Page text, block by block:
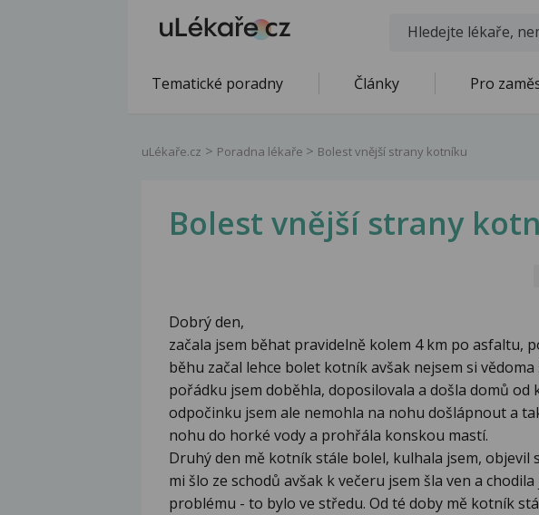
Tematické poradny Články Pro
uLékaře.cz Poradna lékaře Bolest vnější strany kotníku
Bolest vnější strany
Dobrý den,
začala jsem běhat pravidelně kolem 4 km po asfaltu,
běhu začal lehce bolet kotník avšak nejsem si
pořádku jsem doběhla, doposilovala a došla domů od
odpočinku jsem ale nemohla na nohu došlápnout a
nohu do horké vody a prohřála konskou mastí.
Druhý den mě kotník stále bolel, kulhala jsem, objevil
mi šlo ze schodů avšak k večeru jsem šla ven a
problému - to bylo ve středu. Od té doby mě kotník